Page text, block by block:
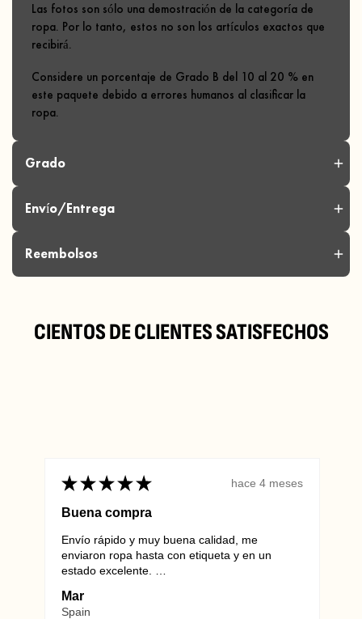
Las fotos son sólo una demostración de la categoría de
ropa. Por lo tanto, estos no son los artículos exactos que
recibirá.
Considere un porcentaje de Grado B del 10 al 20 % en
este paquete debido a errores humanos al clasificar la
ropa.
Grado
Envío/Entrega
Reembolsos
info@vintagewholesaleeurope.com
CIENTOS DE CLIENTES SATISFECHOS
★ ★ ★ ★ ★ hace 4 meses
Buena compra
Envío rápido y muy buena calidad, me
enviaron ropa hasta con etiqueta y en un
estado excelente.
Mar
Spain